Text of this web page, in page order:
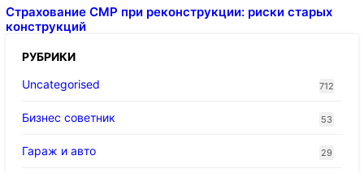
Страхование СМР при реконструкции: риски старых
конструкций
РУБРИКИ
Uncategorised
712
Бизнес советник 53
Гараж и авто 29